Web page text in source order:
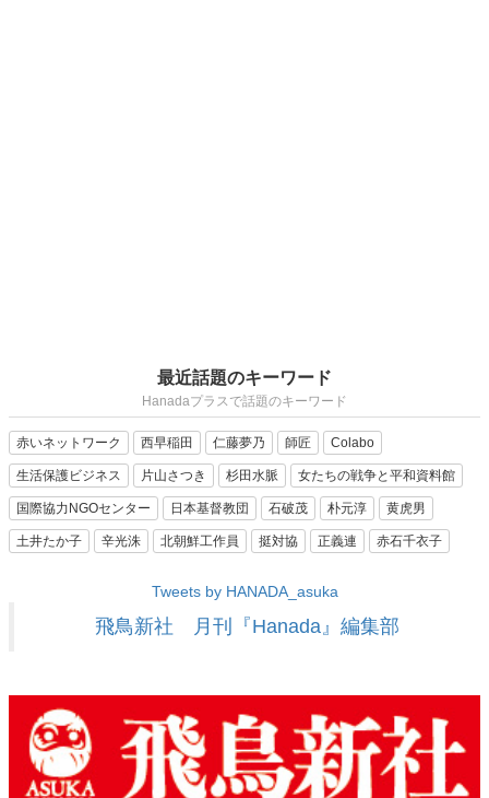
最近話題のキーワード
Hanadaプラスで話題のキーワード
赤いネットワーク 西早稲田 仁藤夢乃 師匠 Colabo
生活保護ビジネス 片山さつき 杉田水脈 女たちの戦争と平和資料館
国際協力NGOセンター 日本基督教団 石破茂 朴元淳 黄虎男
土井たか子 辛光洙 北朝鮮工作員 挺対協 正義連 赤石千衣子
Tweets by HANADA_asuka
飛鳥新社 月刊『Hanada』編集部